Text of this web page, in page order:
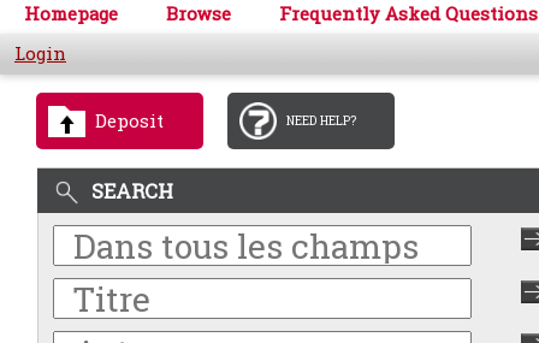
Homepage Browse
Frequently Asked Questions
Login
Deposit NEED HELP?
SEARCH